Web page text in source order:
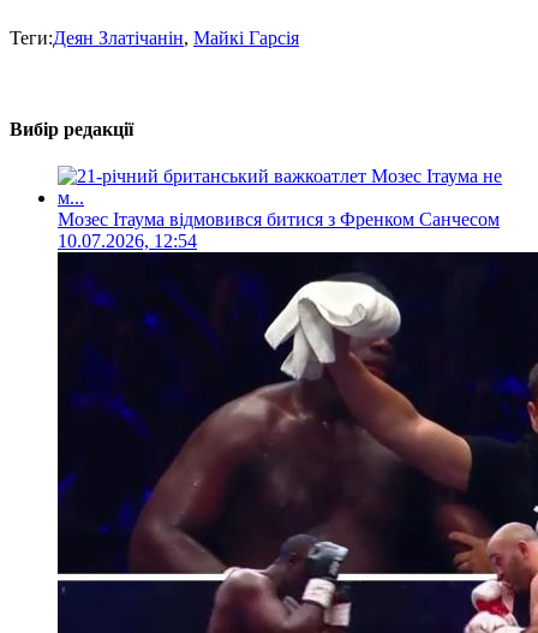
Теги:Деян Златічанін, Майкі Гарсія
Вибір редакції
Мозес Ітаума відмовився битися з Френком Санчесом
10.07.2026, 12:54